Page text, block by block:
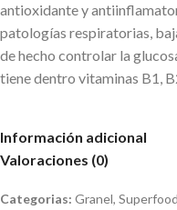
antioxidante y
patologías respiratorias,
de hecho controlar la
tiene dentro vitaminas B1,
Información adicional
Valoraciones (0)
Categorias: Granel,